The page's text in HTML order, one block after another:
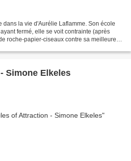
dans la vie d'Aurélie Laflamme. Son école
fermé, elle se voit contrainte (après
roche-papier-ciseaux contre sa meilleure
Simone Elkeles